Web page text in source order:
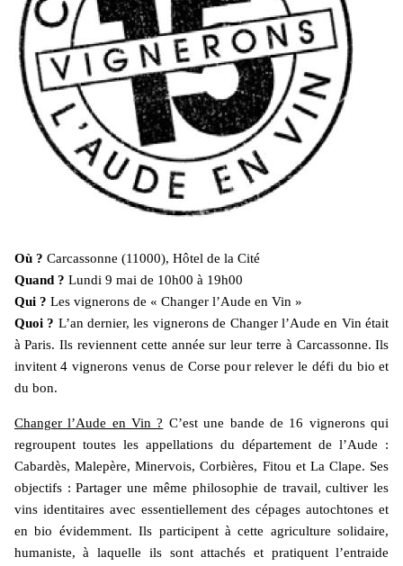
Où ? Carcassonne (11000), Hôtel de la Cité
Quand ? Lundi 9 mai de 10h00 à 19h00
Qui ? Les vignerons de « Changer l’Aude en Vin »
Quoi ? L’an dernier, les vignerons de Changer l’Aude en Vin était
à Paris. Ils reviennent cette année sur leur terre à Carcassonne. Ils
invitent 4 vignerons venus de Corse pour relever le défi du bio et
du bon.
Changer l’Aude en Vin ? C’est une bande de 16 vignerons qui
regroupent toutes les appellations du département de l’Aude :
Cabardès, Malepère, Minervois, Corbières, Fitou et La Clape. Ses
objectifs : Partager une même philosophie de travail, cultiver les
vins identitaires avec essentiellement des cépages autochtones et
en bio évidemment. Ils participent à cette agriculture solidaire,
humaniste, à laquelle ils sont attachés et pratiquent l’entraide